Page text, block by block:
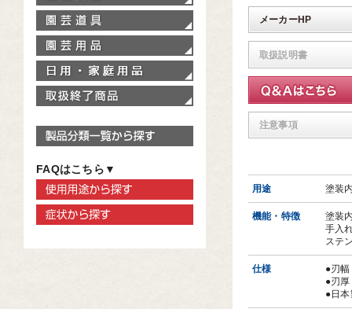
メーカーHP
取扱説明書
注意事項
用途 塗装
機能・特徴
塗装
手入
ステ
仕様
●刃
●刃
●日
製品分類一覧から探す
FAQはこちら▼
使用用途から探す